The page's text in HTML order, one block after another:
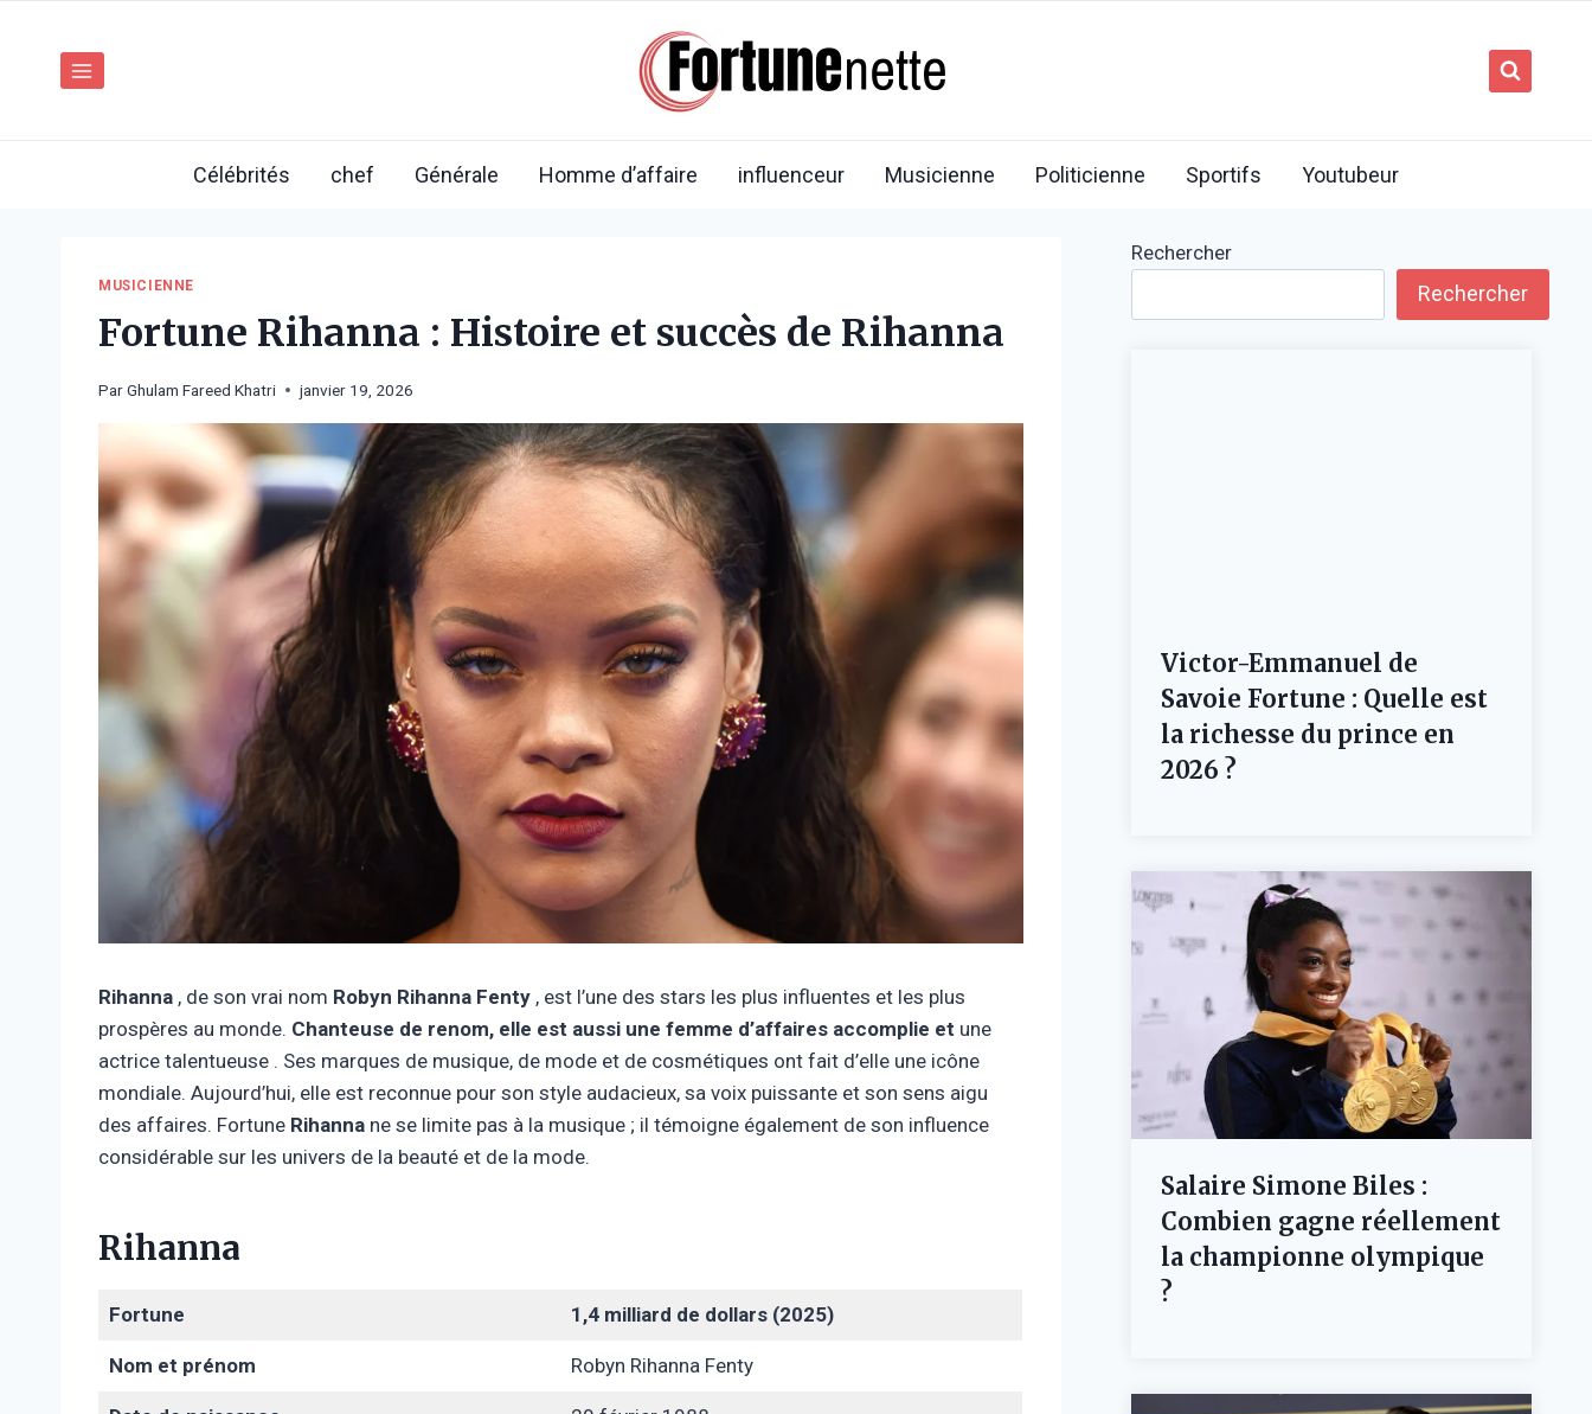
Célébrités chef Générale Homme d’affaire influenceur Musicienne Politicienne Sportifs Youtubeur
MUSICIENNE
Fortune Rihanna : Histoire et succès de Rihanna
ParGhulam Fareed Khatri janvier 19, 2026
Rihanna , de son vrai nom Robyn Rihanna Fenty , est l’une des stars les plus influentes et les plus
prospères au monde. Chanteuse de renom, elle est aussi une femme d’affaires accomplie et une
actrice talentueuse . Ses marques de musique, de mode et de cosmétiques ont fait d’elle une icône
mondiale. Aujourd’hui, elle est reconnue pour son style audacieux, sa voix puissante et son sens aigu
des affaires. Fortune Rihanna ne se limite pas à la musique ; il témoigne également de son influence
considérable sur les univers de la beauté et de la mode.
Rihanna
Fortune 1,4 milliard de dollars (2025)
Nom et prénom Robyn Rihanna Fenty
Rechercher
Rechercher
Victor-Emmanuel de
Savoie Fortune : Quelle est
la richesse du prince en
2026 ?
Salaire Simone Biles :
Combien gagne réellement
la championne olympique
?